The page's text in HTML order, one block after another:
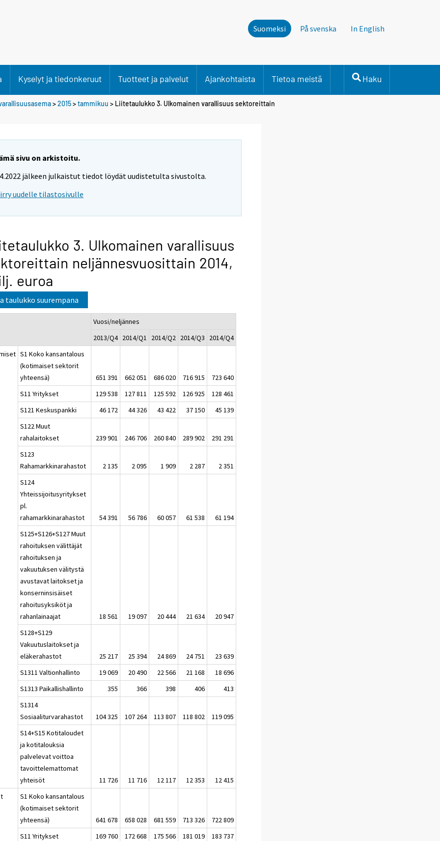
Suomeksi På svenska In English
Kyselyt ja tiedonkeruut Tuotteet ja palvelut Ajankohtaista Tietoa meistä Haku
>2015>tammikuu > Liitetaulukko 3. Ulkomainen varallisuus sektoreittain
sivu on arkistoitu.
jälkeen julkaistut tiedot löydät uudistetulta sivustolta.
uudelle tilastosivulle
3. Ulkomainen varallisuus
neljännesvuosittain 2014,
euroa
taulukko suurempana
Vuosi/neljännes
2013/Q4 2014/Q1 2014/Q2 2014/Q3
2014/Q4
S1 Koko kansantalous
(kotimaiset sektorit
yhteensä)
651 391 662 051 686 020 716 915
723 640
S11 Yritykset
129 538 127 811 125 592 126 925
128 461
S121 Keskuspankki
46 172 44 326 43 422 37 150
45 139
S122 Muut
rahalaitokset
239 901 246 706 260 840 289 902
291 291
S123
Rahamarkkinarahastot
2 135 2 095 1 909 2 287
2 351
S124
Yhteissijoitusyritykset
pl.
rahamarkkinarahastot
54 391 56 786 60 057 61 538
61 194
S125+S126+S127 Muut
rahoituksen välittäjät
rahoituksen ja
vakuutuksen välitystä
avustavat laitokset ja
konserninsisäiset
rahoitusyksiköt ja
rahanlainaajat
18 561 19 097 20 444 21 634
20 947
S128+S129
Vakuutuslaitokset ja
eläkerahastot
25 217 25 394 24 869 24 751
23 639
S1311 Valtionhallinto
19 069 20 490 22 566 21 168
18 696
S1313 Paikallishallinto
355 366 398 406
413
S1314
Sosiaaliturvarahastot
104 325 107 264 113 807 118 802
119 095
S14+S15 Kotitaloudet
ja kotitalouksia
palvelevat voittoa
tavoittelemattomat
yhteisöt
11 726 11 716 12 117 12 353
12 415
S1 Koko kansantalous
(kotimaiset sektorit
yhteensä)
641 678 658 028 681 559 713 326
722 809
S11 Yritykset
169 760 172 668 175 566 181 019
183 737